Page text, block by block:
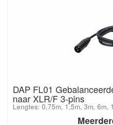
DAP FL01
naar XLR/F 3-pins
Lengtes: 0,75m, 1,5m, 3m, 6m,